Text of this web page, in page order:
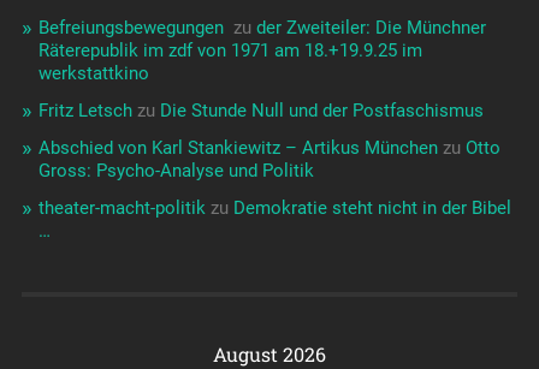
Befreiungsbewegungen ️‍ zu der Zweiteiler: Die Münchner
Räterepublik im zdf von 1971 am 18.+19.9.25 im
werkstattkino
Fritz Letschzu Die Stunde Null und der Postfaschismus
Abschied von Karl Stankiewitz – Artikus Münchenzu Otto
Gross: Psycho-Analyse und Politik
theater-macht-politikzu Demokratie steht nicht in der Bibel
…
August 2026